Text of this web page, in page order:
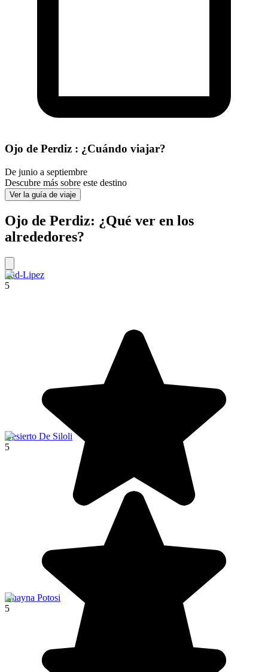
Ojo de Perdiz : ¿Cuándo viajar?
De junio a septiembre
Descubre más sobre este destino
Ver la guía de viaje
Ojo de Perdiz: ¿Qué ver en los
alrededores?
Sud-Lipez
5
Desierto De Siloli
5
Huayna Potosi
5